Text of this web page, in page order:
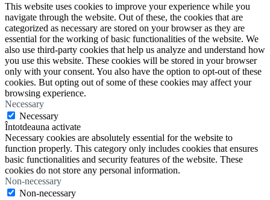
This website uses cookies to improve your experience while you
navigate through the website. Out of these, the cookies that are
categorized as necessary are stored on your browser as they are
essential for the working of basic functionalities of the website. We
also use third-party cookies that help us analyze and understand how
you use this website. These cookies will be stored in your browser
only with your consent. You also have the option to opt-out of these
cookies. But opting out of some of these cookies may affect your
browsing experience.
Necessary
Necessary
Întotdeauna activate
Necessary cookies are absolutely essential for the website to
function properly. This category only includes cookies that ensures
basic functionalities and security features of the website. These
cookies do not store any personal information.
Non-necessary
Non-necessary